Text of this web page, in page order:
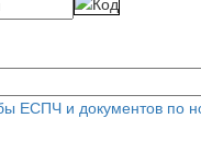
ЕСПЧ и документов по